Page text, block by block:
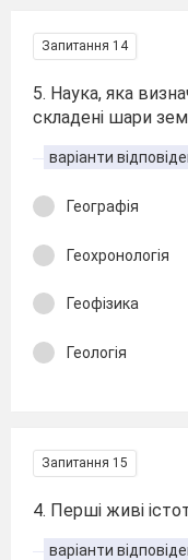
Запитання 14
5. Наука, яка
складені шари
варіанти
Географія
Геохронологія
Геофізика
Геологія
Запитання 15
4. Перші живі
варіанти